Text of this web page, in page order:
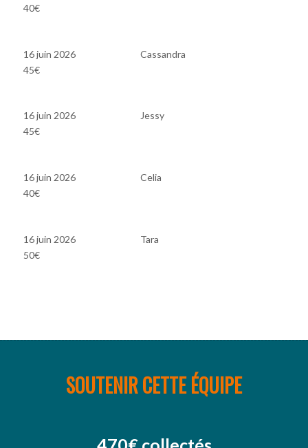
40€
16 juin 2026
Cassandra
45€
16 juin 2026
Jessy
45€
16 juin 2026
Celia
40€
16 juin 2026
Tara
50€
SOUTENIR CETTE ÉQUIPE